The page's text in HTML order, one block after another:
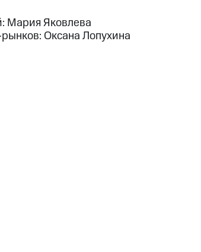
Мария Яковлева
Оксана Лопухина